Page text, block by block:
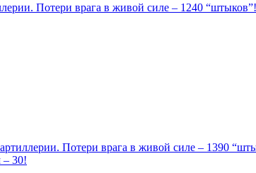
Потери врага в живой силе – 1240 “штыков”!
Потери врага в живой силе – 1390
– 30!